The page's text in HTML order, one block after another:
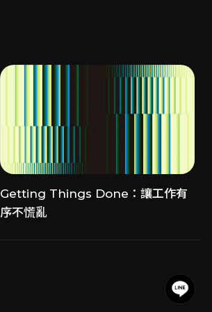
Getting Things Done：讓工作有
序不慌亂